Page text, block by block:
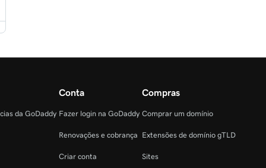
da GoDaddy
Conta
Fazer login na GoDaddy
Renovações e cobrança
Criar conta
Compras
Comprar um domínio
Extensões de domínio gTLD
Sites